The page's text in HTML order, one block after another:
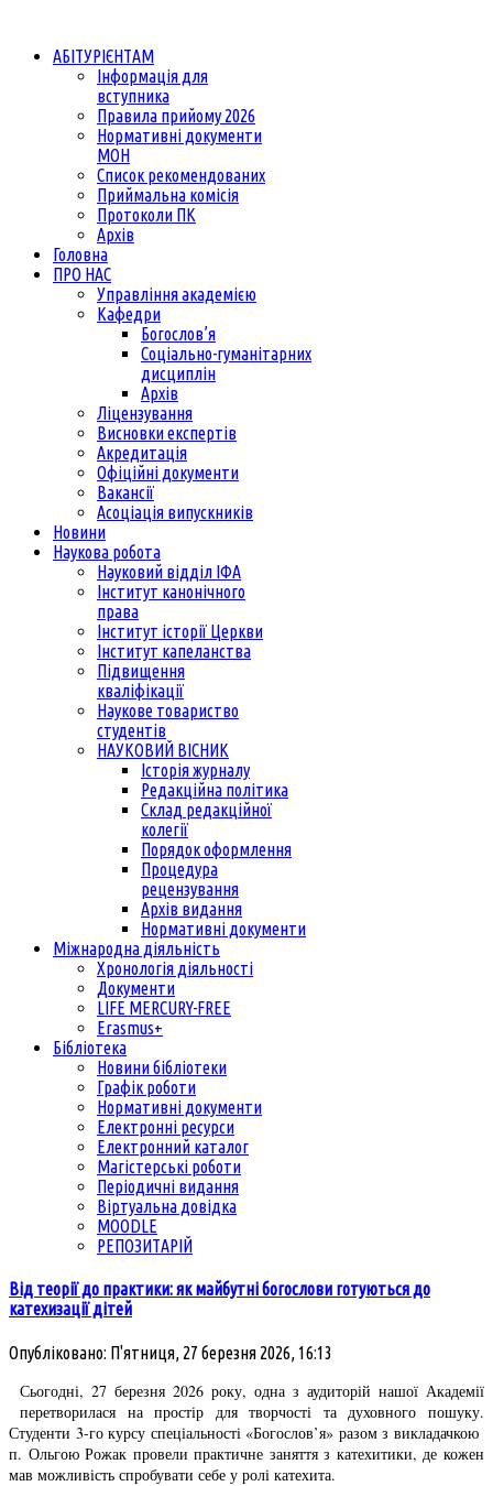
АБІТУРІЄНТАМ
Інформація для
вступника
Правила прийому 2026
Нормативні документи
МОН
Список рекомендованих
Приймальна комісія
Протоколи ПК
Архів
Головна
ПРО НАС
Управління академією
Кафедри
Богослов’я
Соціально-гуманітарних
дисциплін
Архів
Ліцензування
Висновки експертів
Акредитація
Офіційні документи
Вакансії
Асоціація випускників
Новини
Наукова робота
Науковий відділ ІФА
Інститут канонічного
права
Інститут історії Церкви
Інститут капеланства
Підвищення
кваліфікації
Наукове товариство
студентів
НАУКОВИЙ ВІСНИК
Історія журналу
Редакційна політика
Склад редакційної
колегії
Порядок оформлення
Процедура
рецензування
Архів видання
Нормативні документи
Міжнародна діяльність
Хронологія діяльності
Документи
LIFE MERCURY-FREE
Erasmus+
Бібліотека
Новини бібліотеки
Графік роботи
Нормативні документи
Електронні ресурси
Електронний каталог
Магістерські роботи
Періодичні видання
Віртуальна довідка
MOODLE
РЕПОЗИТАРІЙ
Від теорії до практики: як майбутні богослови готуються до
катехизації дітей
Опубліковано: П'ятниця, 27 березня 2026, 16:13
Сьогодні, 27 березня 2026 року, одна з аудиторій нашої Академії
перетворилася на простір для творчості та духовного пошуку.
Студенти 3-го курсу спеціальності «Богослов’я» разом з викладачкою
п. Ольгою Рожак провели практичне заняття з катехитики, де кожен
мав можливість спробувати себе у ролі катехита.